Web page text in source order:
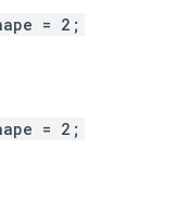
= 2;
= 2;